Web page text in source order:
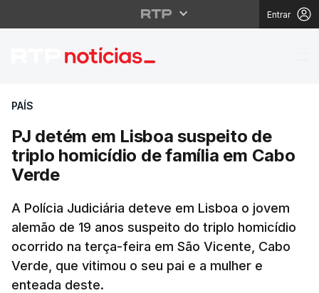
Entrar
PJ detém em Lisboa
PAÍS
PJ detém em Lisboa suspeito de
triplo homicídio de família em Cabo
Verde
A Polícia Judiciária deteve em Lisboa o jovem
alemão de 19 anos suspeito do triplo homicídio
ocorrido na terça-feira em São Vicente, Cabo
Verde, que vitimou o seu pai e a mulher e
enteada deste.